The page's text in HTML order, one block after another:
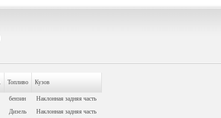
Топливо Кузов
бензин
Наклонная задняя часть
Дизель
Наклонная задняя часть